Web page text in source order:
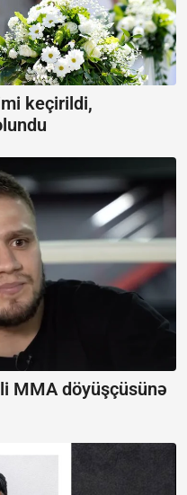
keçirildi,
MMA döyüşçüsünə